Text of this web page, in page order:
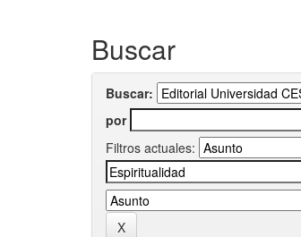
Buscar
Buscar:
por
Filtros actuales: